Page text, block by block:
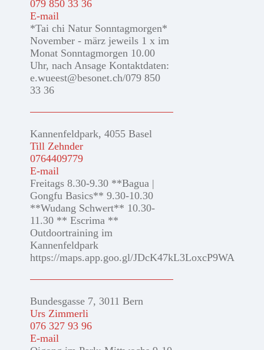
079 850 33 36
E-mail
*Tai chi Natur Sonntagmorgen*
November - märz jeweils 1 x im
Monat Sonntagmorgen 10.00
Uhr, nach Ansage Kontaktdaten:
e.wueest@besonet.ch/079 850
33 36
Kannenfeldpark, 4055 Basel
Till Zehnder
0764409779
E-mail
Freitags 8.30-9.30 **Bagua |
Gongfu Basics** 9.30-10.30
**Wudang Schwert** 10.30-
11.30 ** Escrima **
Outdoortraining im
Kannenfeldpark
https://maps.app.goo.gl/JDcK47kL3LoxcP9WA
Bundesgasse 7, 3011 Bern
Urs Zimmerli
076 327 93 96
E-mail